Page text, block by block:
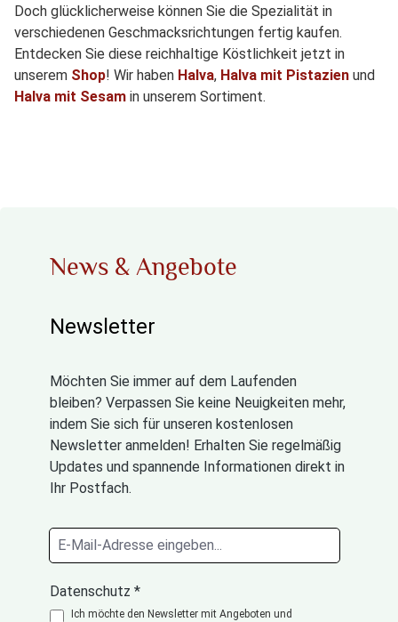
Doch glücklicherweise können Sie die Spezialität in
verschiedenen Geschmacksrichtungen fertig kaufen.
Entdecken Sie diese reichhaltige Köstlichkeit jetzt in
unserem Shop! Wir haben Halva, Halva mit Pistazien und
Halva mit Sesam in unserem Sortiment.
News & Angebote
Newsletter
Möchten Sie immer auf dem Laufenden
bleiben? Verpassen Sie keine Neuigkeiten mehr,
indem Sie sich für unseren kostenlosen
Newsletter anmelden! Erhalten Sie regelmäßig
Updates und spannende Informationen direkt in
Ihr Postfach.
Datenschutz *
Ich möchte den Newsletter mit Angeboten und